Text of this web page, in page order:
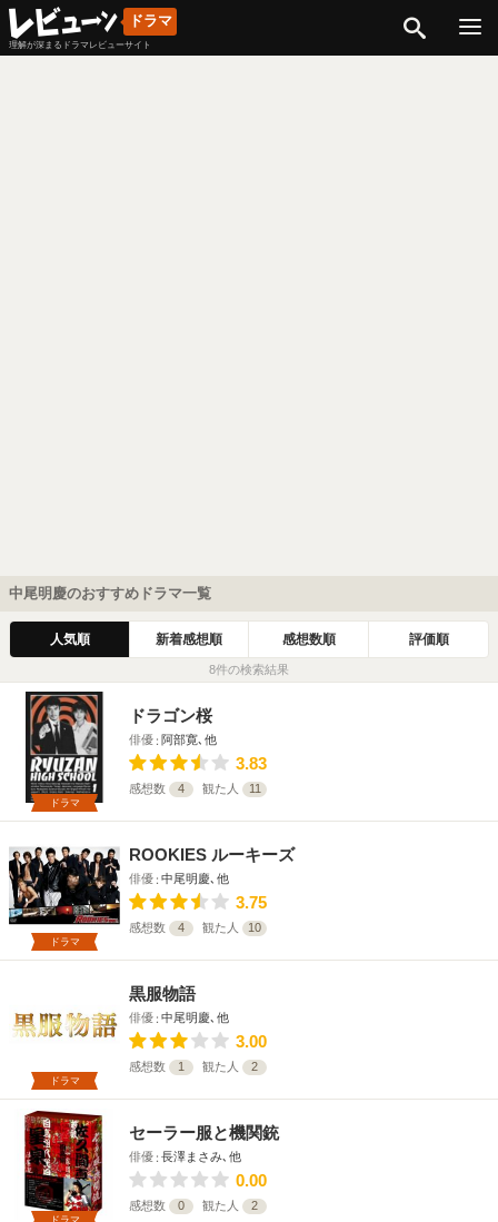
ドラマ
理解が深まるドラマレビューサイト
中尾明慶のおすすめドラマ一覧
人気順 新着感想順 感想数順 評価順
8件の検索結果
ドラマ
ドラゴン桜
俳優 阿部寛､他
3.83
感想数 4 観た人 11
ドラマ
ROOKIES ルーキーズ
俳優 中尾明慶､他
3.75
感想数 4 観た人 10
ドラマ
黒服物語
俳優 中尾明慶､他
3.00
感想数 1 観た人 2
ドラマ
セーラー服と機関銃
俳優 長澤まさみ､他
0.00
感想数 0 観た人 2